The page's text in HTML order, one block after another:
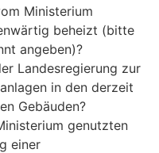
Ministerium
beheizt (bitte
angeben)?
Landesregierung zur
in den derzeit
Gebäuden?
genutzten
einer